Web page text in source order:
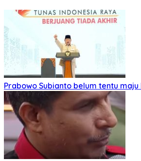
Prabowo Subianto belum tentu